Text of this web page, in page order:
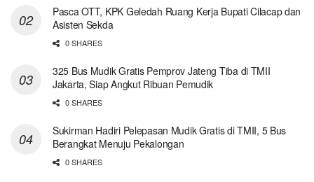
Pasca OTT, KPK Geledah Ruang Kerja Bupati Cilacap dan
Asisten Sekda
0 SHARES
325 Bus Mudik Gratis Pemprov Jateng Tiba di TMII
Jakarta, Siap Angkut Ribuan Pemudik
0 SHARES
Sukirman Hadiri Pelepasan Mudik Gratis di TMII, 5 Bus
Berangkat Menuju Pekalongan
0 SHARES